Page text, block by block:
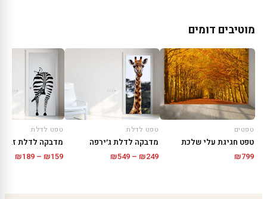
מוטיבים דומים
טפטים
טפט חגיגת עלי שלכת
₪799
טפט לדלת
מדבקה לדלת ג׳ירפה
₪249
–
₪549
טפט לדלת
מדבקה לדלת זברה
₪159
–
₪189